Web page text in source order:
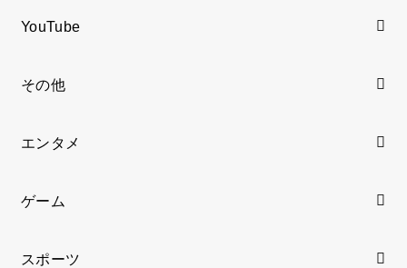
YouTube
その他
エンタメ
ゲーム
スポーツ